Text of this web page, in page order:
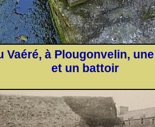
Vaéré, à Plougonvelin,
et un battoir